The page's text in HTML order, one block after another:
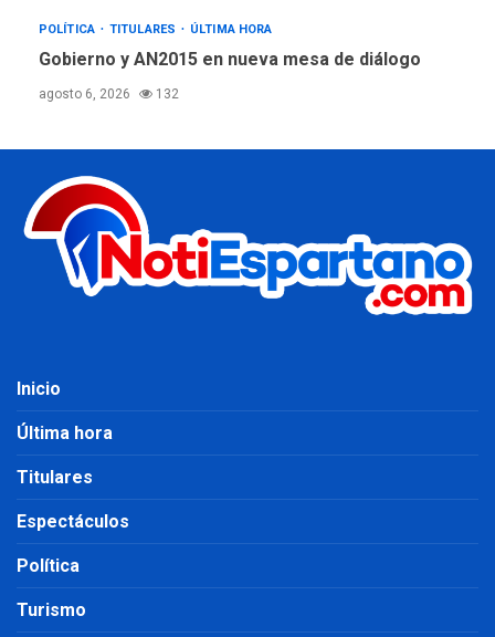
POLÍTICA TITULARES ÚLTIMA HORA
Gobierno y AN2015 en nueva mesa de diálogo
agosto 6, 2026 132
Inicio
Última hora
Titulares
Espectáculos
Política
Turismo